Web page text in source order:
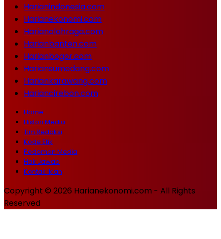
Harianindonesia.com
Harianekonomi.com
Harianolahraga.com
Harianbanten.com
Harianbogor.com
Hariansumedang.com
Hariankarawang.com
Hariancirebon.com
Home
Histori Media
Tim Redaksi
Kode Etik
Pedoman Media
Hak Jawab
Kontak Iklan
Copyright © 2026 Harianekonomi.com - All Rights
Reserved